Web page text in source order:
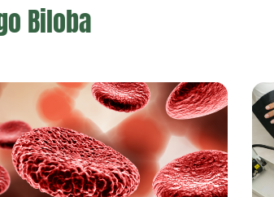
Biloba